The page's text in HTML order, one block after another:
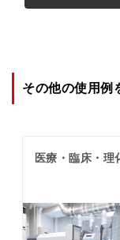
その他の使用例
医療・臨床・理